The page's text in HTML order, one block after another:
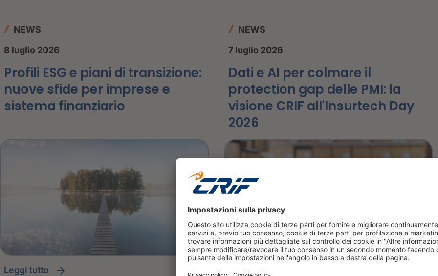
NEWS
8 luglio 2026
Profili ESG e piani di transizione:
nuove sfide per imprese e
sistema finanziario
leggi tutto
NEWS
7 luglio 2026
Dati e AI per colmare il
protection gap delle PMI: la
visione CRIF all'Insurtech Day
2026